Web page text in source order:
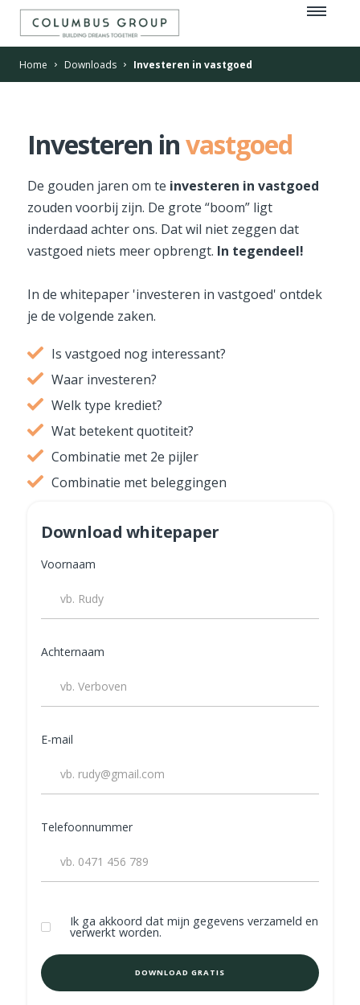
Home Downloads Investeren in vastgoed
Investeren invastgoed
De gouden jaren om te investeren in vastgoed
zouden voorbij zijn. De grote “boom” ligt
inderdaad achter ons. Dat wil niet zeggen dat
vastgoed niets meer opbrengt. In tegendeel!
In de whitepaper 'investeren in vastgoed' ontdek
je de volgende zaken.
Is vastgoed nog interessant?
Waar investeren?
Welk type krediet?
Wat betekent quotiteit?
Combinatie met 2e pijler
Combinatie met beleggingen
Download whitepaper
Voornaam
Achternaam
E-mail
Telefoonnummer
Ik ga akkoord dat mijn gegevens verzameld en
verwerkt worden.